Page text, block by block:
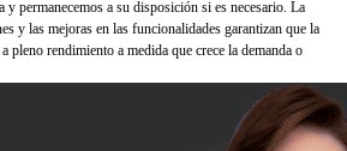
y permanecemos a su disposición si es necesario. La
y las mejoras en las funcionalidades garantizan que la
pleno rendimiento a medida que crece la demanda o